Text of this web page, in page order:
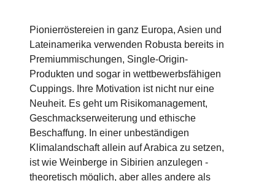
Pionierröstereien in ganz Europa, Asien und
Lateinamerika verwenden Robusta bereits in
Premiummischungen, Single-Origin-
Produkten und sogar in wettbewerbsfähigen
Cuppings. Ihre Motivation ist nicht nur eine
Neuheit. Es geht um Risikomanagement,
Geschmackserweiterung und ethische
Beschaffung. In einer unbeständigen
Klimalandschaft allein auf Arabica zu setzen,
ist wie Weinberge in Sibirien anzulegen -
theoretisch möglich, aber alles andere als